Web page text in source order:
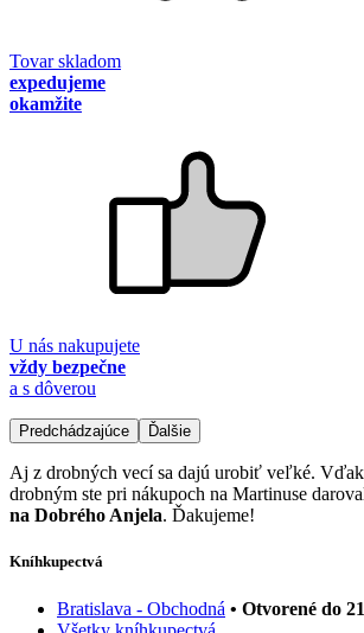
Tovar skladom
expedujeme
okamžite
U nás nakupujete
vždy bezpečne
a s dôverou
Predchádzajúce Ďalšie
Aj z drobných vecí sa dajú urobiť veľké.
drobným ste pri nákupoch na Martinuse
na Dobrého Anjela. Ďakujeme!
Kníhkupectvá
Bratislava - Obchodná • Otvorené do